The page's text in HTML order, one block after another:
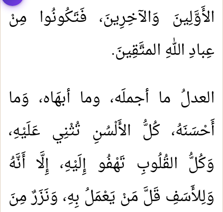
الأَوَّلِينَ وَالآخِرِينَ، فَتَكُونُوا مِنْ
عِبادِ اللهِ المتَّقِينَ.
العدلُ ما أجملَه، وما أبهَاه، وَما
أَحْسَنَهُ، كُلُّ الأَلْسُنِ تُثْنِي عَلَيْهِ،
وَكُلُّ القُلُوبِ تَهْفُو إِلَيْهِ، إِلَّا أَنَّهُ
وَلِلأَسَفِ قَلَّ مَنْ يَعْمَلُ بِهِ، وَنَزَرٌ مِنَ